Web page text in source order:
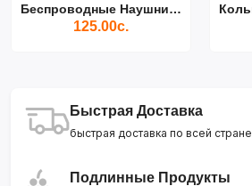
Беспроводные Наушники Air...
125.00с.
Быстрая Доставка
быстрая доставка по всей стране
Подлинные Продукты